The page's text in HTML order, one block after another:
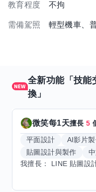
教育程度 不拘
需備駕照 輕型機車、
全新功能「技能
換」
微笑每1天擅長5
平面設計
AI影片
貼圖設計與製作